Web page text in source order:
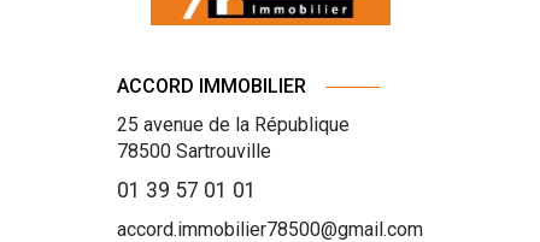
ACCORD IMMOBILIER
25 avenue de la République
78500 Sartrouville
01 39 57 01 01
accord.immobilier78500@gmail.com